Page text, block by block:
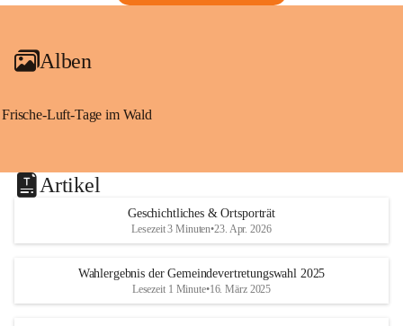
Alben
Frische-Luft-Tage im Wald
Artikel
Geschichtliches & Ortsporträt
Lesezeit 3 Minuten•23. Apr. 2026
Wahlergebnis der Gemeindevertretungswahl 2025
Lesezeit 1 Minute•16. März 2025